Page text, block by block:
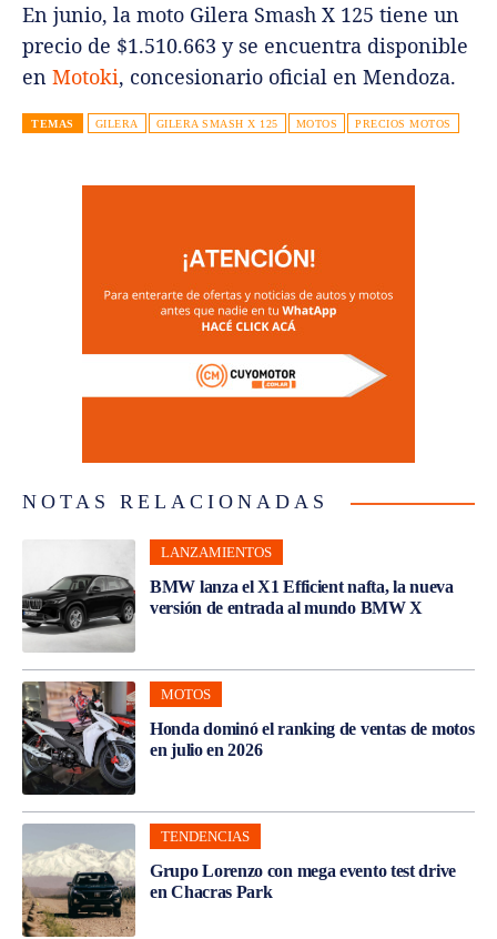
En junio, la moto Gilera Smash X 125 tiene un
precio de $1.510.663 y se encuentra disponible
en Motoki, concesionario oficial en Mendoza.
TEMAS GILERA GILERA SMASH X 125 MOTOS PRECIOS MOTOS
NOTAS RELACIONADAS
LANZAMIENTOS
BMW lanza el X1 Efficient nafta, la nueva
versión de entrada al mundo BMW X
MOTOS
Honda dominó el ranking de ventas de motos
en julio en 2026
TENDENCIAS
Grupo Lorenzo con mega evento test drive
en Chacras Park